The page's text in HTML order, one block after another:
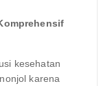
kesehatan
karena